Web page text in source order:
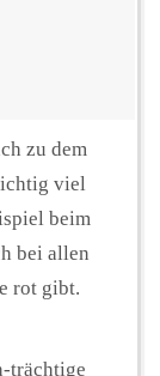
zu dem
viel
beim
bei allen
rot gibt.
trächtige